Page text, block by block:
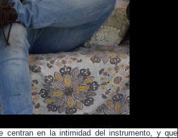
centran en la intimidad del instrumento, y que